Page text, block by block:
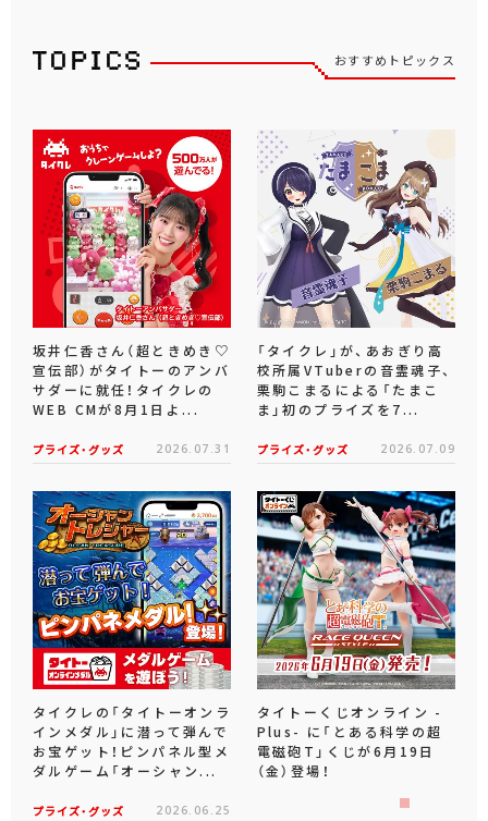
おすすめトピックス
坂井仁香さん（超ときめき♡
宣伝部）がタイトーのアンバ
サダーに就任！タイクレの
WEB CMが8月1日よ...
プライズ・グッズ 2026.07.31
「タイクレ」が、あおぎり高
校所属VTuberの音霊魂子、
栗駒こまるによる「たまこ
ま」初のプライズを7...
プライズ・グッズ 2026.07.09
タイクレの「タイトーオンラ
インメダル」に潜って弾んで
お宝ゲット！ピンパネル型メ
ダルゲーム「オーシャン...
プライズ・グッズ 2026.06.25
タイトーくじオンライン -
Plus- に「とある科学の超
電磁砲T」くじが6月19日
（金）登場！